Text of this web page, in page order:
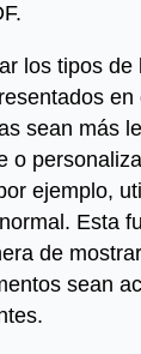
los tipos de
sean más
o
ejemplo,
Esta
de
sean